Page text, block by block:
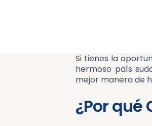
Si tienes la
hermoso país
mejor manera de
¿Por qué